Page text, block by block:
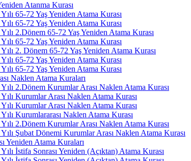
Atanma Kurası
65-72 Yaş Yeniden Atama Kurası
65-72 Yaş Yeniden Atama Kurası
2.Dönem 65-72 Yaş Yeniden Atama Kurası
65-72 Yaş Yeniden Atama Kurası
2. Dönem 65-72 Yaş Yeniden Atama Kurası
65-72 Yaş Yeniden Atama Kurası
65-72 Yaş Yeniden Atama Kurası
Naklen Atama Kuraları
2.Dönem Kurumlar Arası Naklen Atama Kurası
Kurumlar Arası Naklen Atama Kurası
Kurumlar Arası Naklen Atama Kurası
Kurumlararası Naklen Atama Kurası
2.Dönem Kurumlar Arası Naklen Atama Kurası
Şubat Dönemi Kurumlar Arası Naklen Atama Kurası
Yeniden Atama Kuraları
İstifa Sonrası Yeniden (Açıktan) Atama Kurası